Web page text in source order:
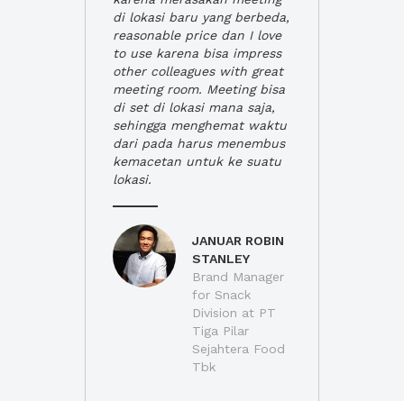
di lokasi baru yang berbeda,
reasonable price dan I love
to use karena bisa impress
other colleagues with great
meeting room. Meeting bisa
di set di lokasi mana saja,
sehingga menghemat waktu
dari pada harus menembus
kemacetan untuk ke suatu
lokasi.
JANUAR ROBIN
STANLEY
Brand Manager
for Snack
Division at PT
Tiga Pilar
Sejahtera Food
Tbk